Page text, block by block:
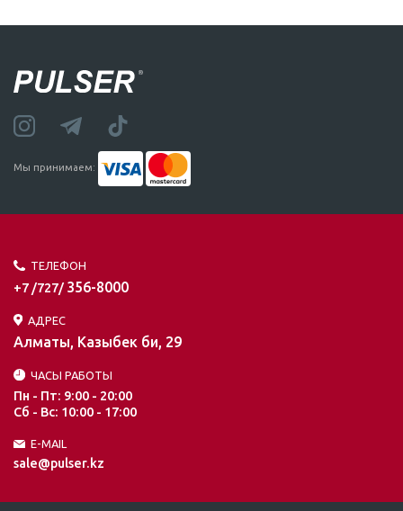
Мы принимаем:
ТЕЛЕФОН
+7 /727/ 356-8000
АДРЕС
Алматы, Казыбек би, 29
ЧАСЫ РАБОТЫ
Пн - Пт: 9:00 - 20:00
Сб - Вс: 10:00 - 17:00
E-MAIL
sale@pulser.kz